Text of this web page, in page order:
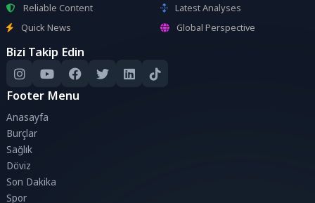
Reliable Content
Latest Analyses
Quick News
Global Perspective
Bizi Takip Edin
Footer Menu
Anasayfa
Burçlar
Sağlık
Döviz
Son Dakika
Spor